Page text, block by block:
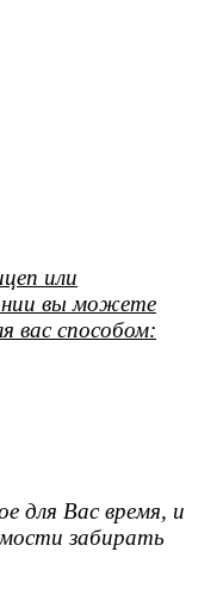
или
вы можете
вас способом:
для Вас время, и
забирать